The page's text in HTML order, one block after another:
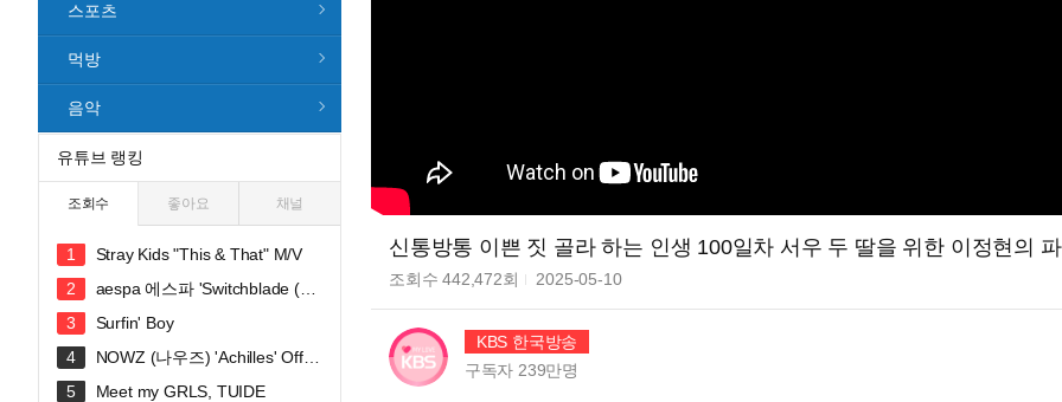
스포츠
먹방
음악
유튜브 랭킹
조회수 좋아요 채널
Stray Kids "This & That" M/V
aespa 에스파 'Switchblade (Fe
at. Ty Dolla $ign)' MV
Surfin' Boy
NOWZ (나우즈) 'Achilles' Offici
al Music Video
Meet my GRLS, TUIDE
신통방통 이쁜 짓 골라 하는 인생 100일차 서우 두 딸을 위한 이정현의
조회수442,472회 2025-05-10
KBS 한국방송
구독자239만명